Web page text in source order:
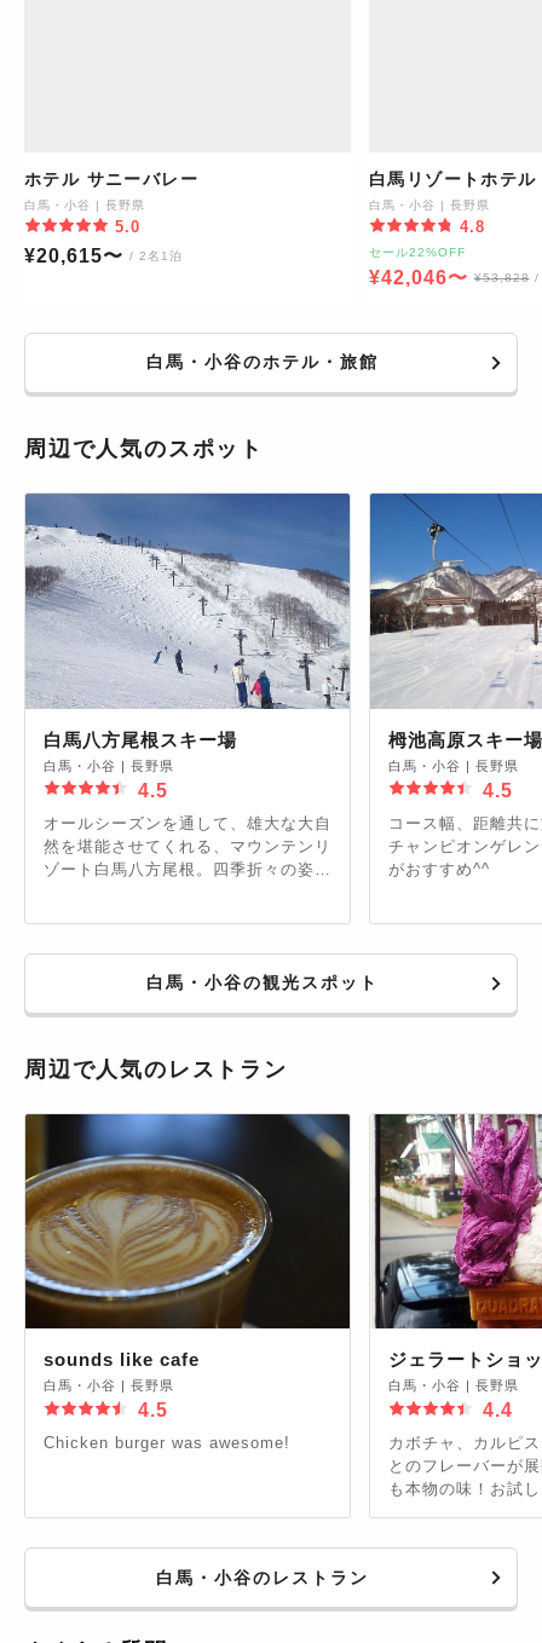
ホテル サニーバレー
白馬・小谷 | 長野県
5.0
¥20,615〜 / 2名1泊
白馬リゾートホテ
白馬・小谷 | 長野県
4.8
セール22%OFF
¥42,046〜 ¥53,828 /
白馬・小谷のホテル・旅館
周辺で人気のスポット
白馬八方尾根スキー場
白馬・小谷 | 長野県
4.5
オールシーズンを通して、雄大な大自
然を堪能させてくれる、マウンテンリ
ゾート白馬八方尾根。四季折々の姿
栂池高原スキー場
白馬・小谷 | 長野県
4.5
コース幅、距離共
チャンピオンゲレ
がおすすめ^^
白馬・小谷の観光スポット
周辺で人気のレストラン
sounds like cafe
白馬・小谷 長野県
4.5
Chicken burger was awesome!
ジェラートショ
白馬・小谷 長野県
4.4
カボチャ、カルピ
とのフレーバーが
も本物の味！お試
白馬・小谷のレストラン